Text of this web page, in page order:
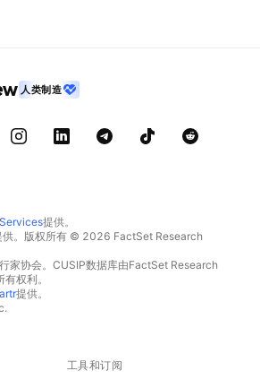
人类制造
提供。
供。版权所有 © 2026 FactSet Research
家协会。CUSIP数据库由FactSet Research
权利。
提供。
工具和订阅